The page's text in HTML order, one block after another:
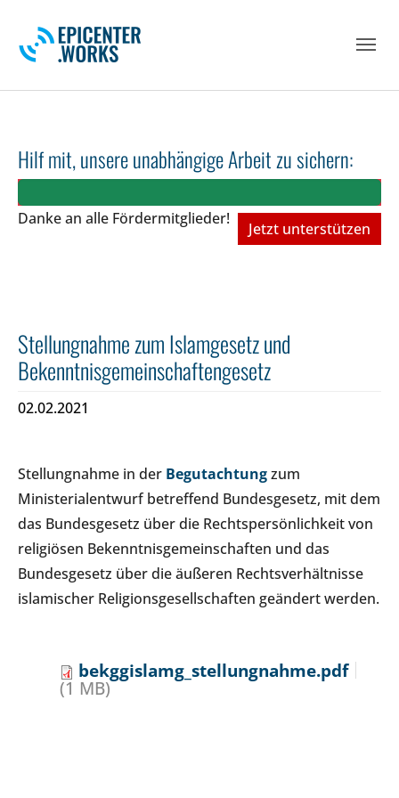
Hilf mit, unsere unabhängige Arbeit zu sichern:
Danke an alle Fördermitglieder!
Jetzt unterstützen
Stellungnahme zum Islamgesetz und
Bekenntnisgemeinschaftengesetz
02.02.2021
Stellungnahme in der Begutachtungzum
Ministerialentwurf betreffend Bundesgesetz, mit dem
das Bundesgesetz über die Rechtspersönlichkeit von
religiösen Bekenntnisgemeinschaften und das
Bundesgesetz über die äußeren Rechtsverhältnisse
islamischer Religionsgesellschaften geändert werden.
bekggislamg_stellungnahme.pdf
(1 MB)